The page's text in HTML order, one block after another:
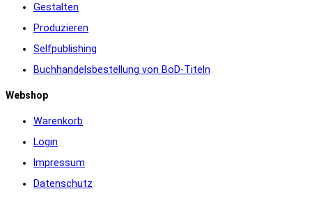
Gestalten
Produzieren
Selfpublishing
Buchhandelsbestellung von BoD-Titeln
Webshop
Warenkorb
Login
Impressum
Datenschutz